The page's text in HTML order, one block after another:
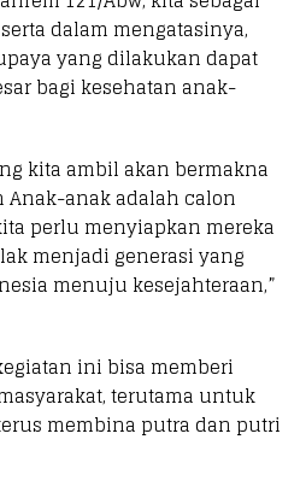
dalam mengatasinya,
yang dilakukan dapat
bagi kesehatan anak-
kita ambil akan bermakna
anak adalah calon
perlu menyiapkan mereka
menjadi generasi yang
menuju kesejahteraan,”
ini bisa memberi
terutama untuk
membina putra dan putri